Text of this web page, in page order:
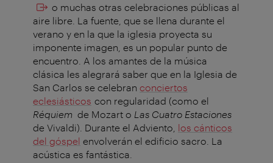
o muchas otras celebraciones públicas al
aire libre. La fuente, que se llena durante el
verano y en la que la iglesia proyecta su
imponente imagen, es un popular punto de
encuentro. A los amantes de la música
clásica les alegrará saber que en la Iglesia de
San Carlos se celebran conciertos
eclesiásticos con regularidad (como el
Réquiem de Mozart o Las Cuatro Estaciones
de Vivaldi). Durante el Adviento, los cánticos
del góspel envolverán el edificio sacro. La
acústica es fantástica.